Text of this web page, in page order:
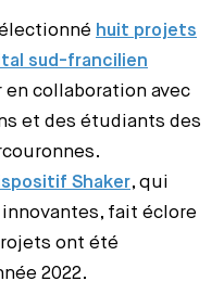
huit projets
sud-francilien
collaboration avec
et des étudiants des
Shaker, qui
fait éclore
ont été
2022.